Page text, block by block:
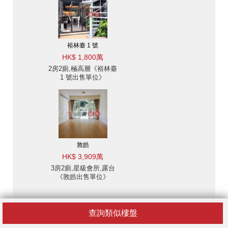
查詢類似樓盤
裕林臺 1 號
HK$ 1,800萬
2房2廁,極高層《裕林臺
1 號出售單位》
敦皓
HK$ 3,909萬
3房2廁,星級會所,露台
《敦皓出售單位》
免責聲明